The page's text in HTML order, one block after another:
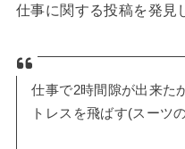
仕事に関する投稿を発見
仕事で2時間隙が出来た
トレスを飛ばす(スーツ